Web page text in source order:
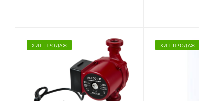
ХИТ ПРОДАЖ ХИТ ПРОДАЖ